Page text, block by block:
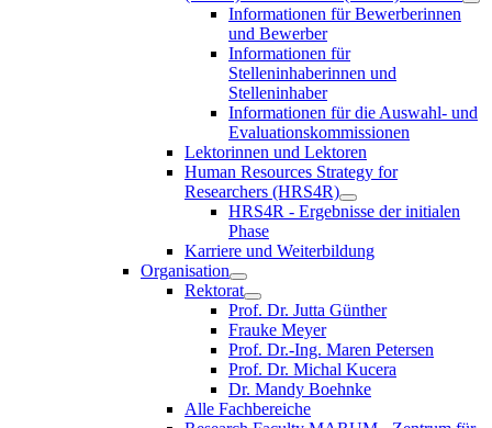
Informationen für Bewerberinnen
und Bewerber
Informationen für
Stelleninhaberinnen und
Stelleninhaber
Informationen für die Auswahl- und
Evaluationskommissionen
Lektorinnen und Lektoren
Human Resources Strategy for
Researchers (HRS4R)
HRS4R - Ergebnisse der initialen
Phase
Karriere und Weiterbildung
Organisation
Rektorat
Prof. Dr. Jutta Günther
Frauke Meyer
Prof. Dr.-Ing. Maren Petersen
Prof. Dr. Michal Kucera
Dr. Mandy Boehnke
Alle Fachbereiche